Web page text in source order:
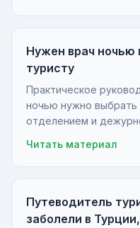
Нужен врач ночью
туристу
Практическое
ночью нужно
отделением и
Читать материал
Путеводитель
заболели в